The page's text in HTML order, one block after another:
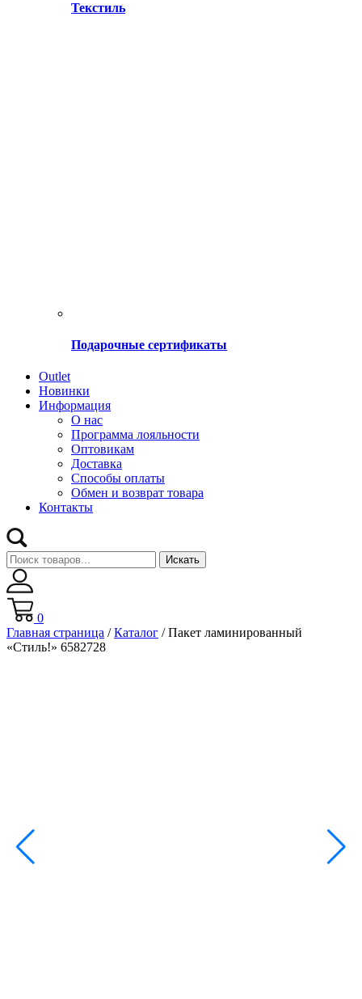
Текстиль
Подарочные сертификаты
Оutlet
Новинки
Информация
О нас
Программа лояльности
Оптовикам
Доставка
Способы оплаты
Обмен и возврат товара
Контакты
Искать
0
Главная страница /Каталог /Пакет ламинированный
«Стиль!» 6582728